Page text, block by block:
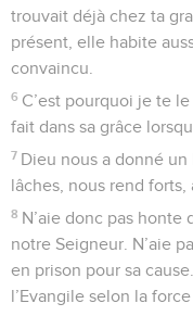
trouvait déjà chez ta
présent, elle habite
convaincu.
6 C’est pourquoi je te
fait dans sa grâce
7 Dieu nous a donné
lâches, nous rend forts,
8 N’aie donc pas
notre Seigneur. N’aie
en prison pour sa
l’Evangile selon la